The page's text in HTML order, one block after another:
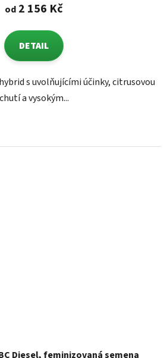
od 2 156 Kč
DETAIL
s uvolňujícími účinky, citrusovou
chutí a vysokým...
Diesel, feminizovaná semena